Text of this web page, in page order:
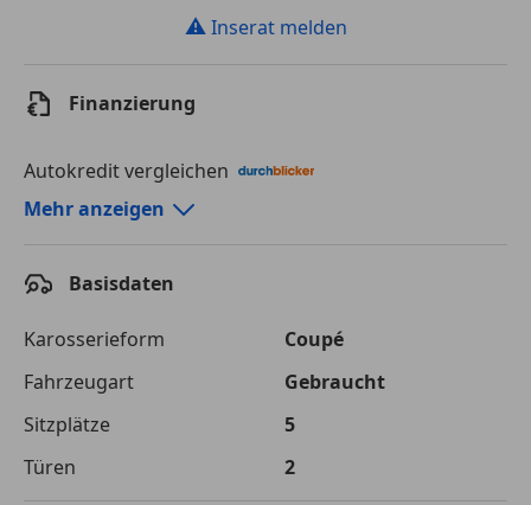
⚠ Inserat melden
Finanzierung
Autokredit vergleichen
Autokredit-Rechner von durchblicker.at
Laufzeit
120 Monate
Kreditbetrag
€ 50 000,-
Zu zahlender
€ 70 441,-
Mehr anzeigen
Basisdaten
Karosserieform
Coupé
Fahrzeugart
Gebraucht
Sitzplätze
5
Türen
2